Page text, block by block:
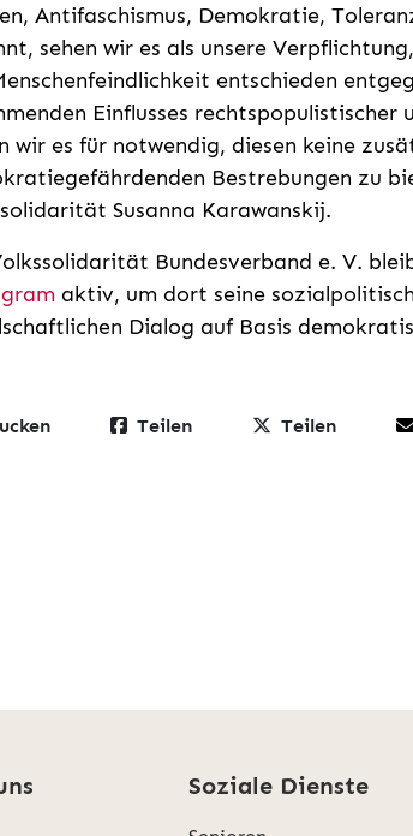
Antifaschismus, Demokratie,
sehen wir es als unsere
entschieden
Einflusses
wir es für notwendig, diesen keine
Bestrebungen zu
Susanna Karawanskij.
Bundesverband e. V.
aktiv, um dort seine
Dialog auf Basis
Teilen Teilen
Soziale Dienste